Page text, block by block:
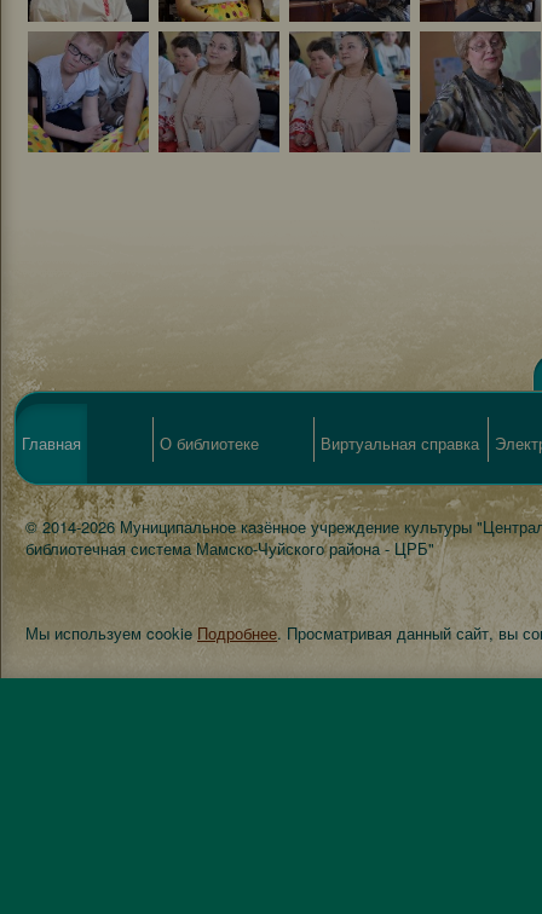
Главная О библиотеке Виртуальная справка
© 2014-2026 Муниципальное казённое учреждение культуры
библиотечная система Мамско-Чуйского района - ЦРБ"
Мы используем cookie Подробнее. Просматривая данный сайт, вы